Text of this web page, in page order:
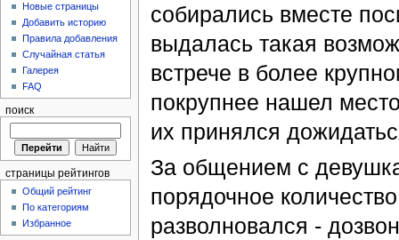
собирались вместе
выдалась такая
встрече в более
покрупнее нашел
их принялся
За общением с
порядочное
разволновался -
Новые страницы
Добавить историю
Правила добавления
Случайная статья
Галерея
FAQ
поиск
страницы рейтингов
Общий рейтинг
По категориям
Избранное